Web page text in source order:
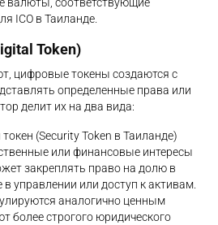
ICO в Таиланде.
Token)
цифровые токены создаются с
определенные права или
делит их на два вида:
(Security Token в Таиланде)
или финансовые интересы
закреплять право на долю в
в управлении или доступ к активам.
аналогично ценным
более строгого юридического